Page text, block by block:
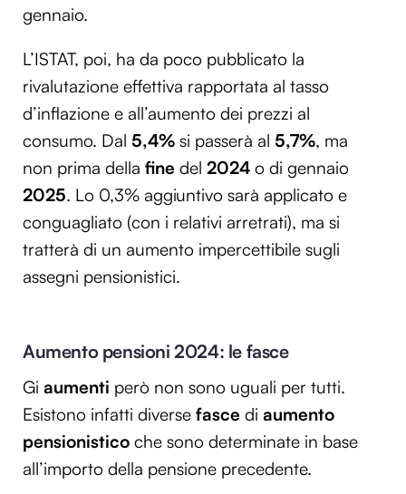
gennaio.
L’ISTAT, poi, ha da poco pubblicato la
rivalutazione effettiva rapportata al tasso
d’inflazione e all’aumento dei prezzi al
consumo. Dal 5,4% si passerà al 5,7%, ma
non prima della fine del 2024 o di gennaio
2025. Lo 0,3% aggiuntivo sarà applicato e
conguagliato (con i relativi arretrati), ma si
tratterà di un aumento impercettibile sugli
assegni pensionistici.
Aumento pensioni 2024: le fasce
Gi aumenti però non sono uguali per tutti.
Esistono infatti diverse fasce di aumento
pensionistico che sono determinate in base
all’importo della pensione precedente.